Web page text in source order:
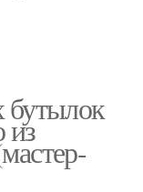
бутылок
из